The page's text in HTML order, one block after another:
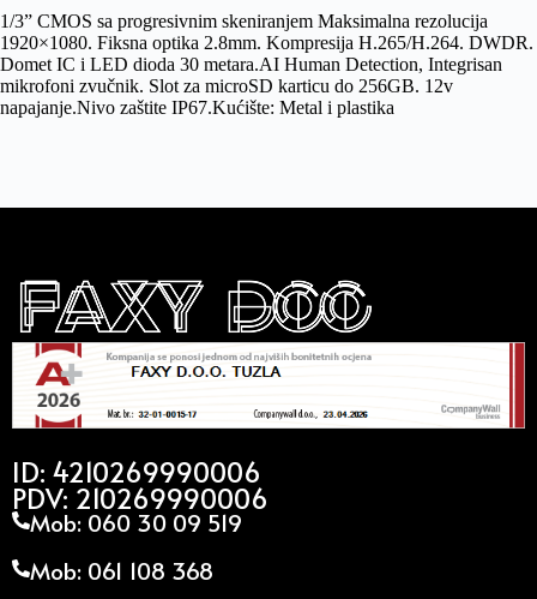
1/3” CMOS sa progresivnim skeniranjem Maksimalna rezolucija
1920×1080. Fiksna optika 2.8mm. Kompresija H.265/H.264. DWDR.
Domet IC i LED dioda 30 metara.AI Human Detection, Integrisan
mikrofoni zvučnik. Slot za microSD karticu do 256GB. 12v
napajanje.Nivo zaštite IP67.Kućište: Metal i plastika
ID: 4210269990006
PDV: 210269990006
Mob: 060 30 09 519
Mob: 061 108 368